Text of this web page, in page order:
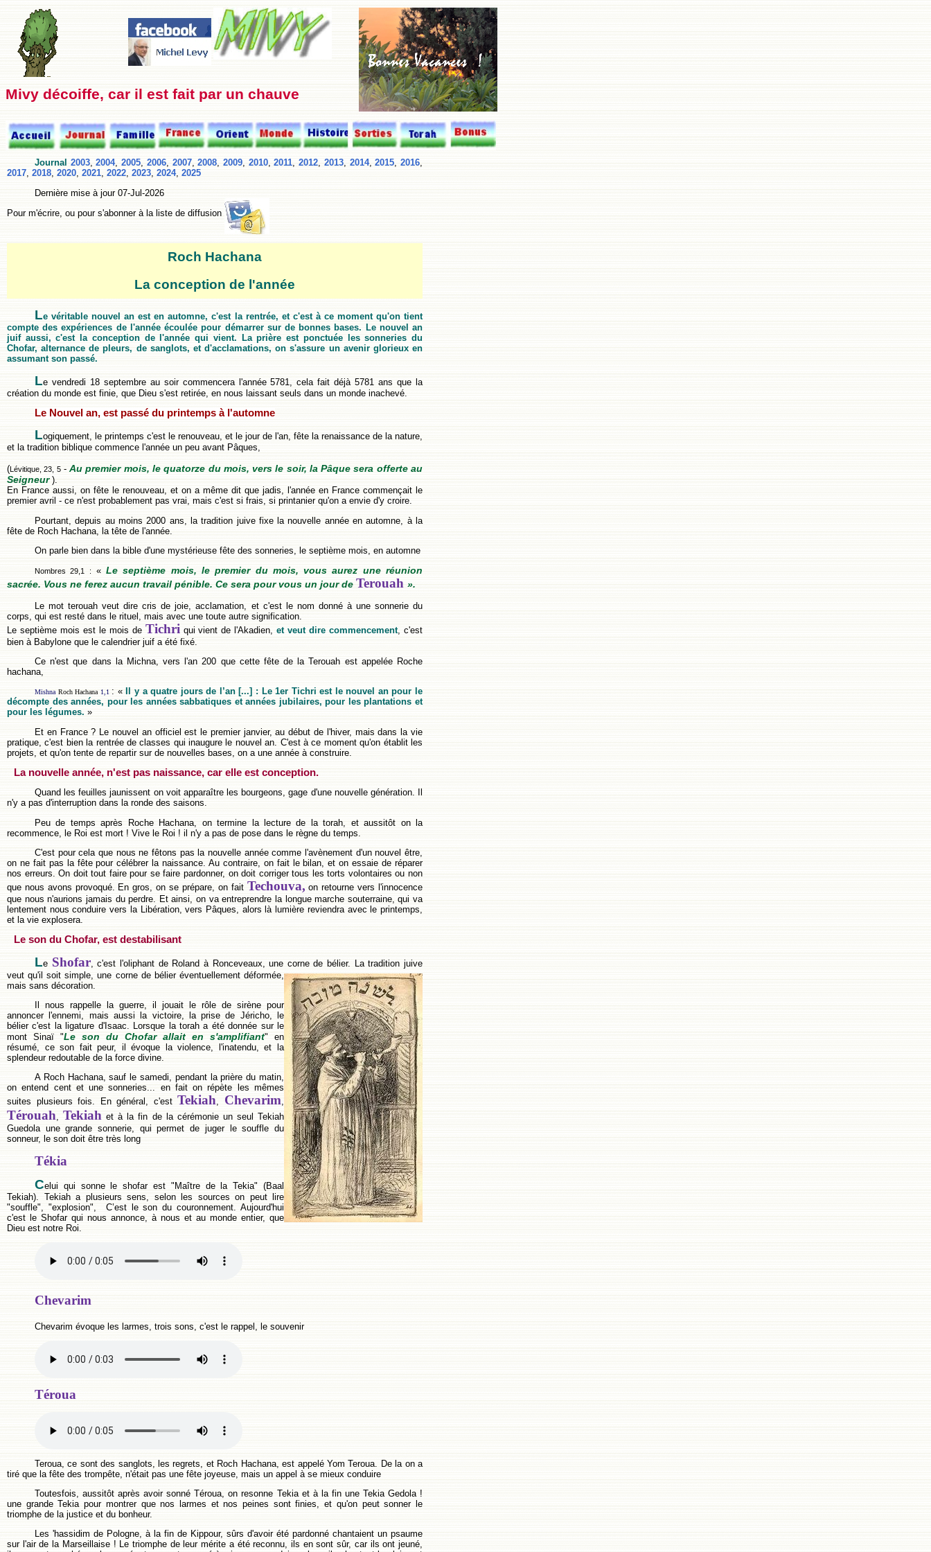
Mivy décoiffe, car il est fait par un chauve
Journal 2003,2004,2005, 2006, 2007,2008,2009, 2010,2011,2012, 2013, 2014,2015,2016,
2017, 2018, 2020, 2021, 2022, 2023, 2024, 2025
Dernière mise à jour 07-Jul-2026
Pour m'écrire, ou pour s'abonner à la liste de diffusion
Roch Hachana
La conception de l'année
Le véritable nouvel an est en automne, c'est la rentrée, et c'est à ce moment qu'on tient
compte des expériences de l'année écoulée pour démarrer sur de bonnes bases. Le nouvel an
juif aussi, c'est la conception de l'année qui vient. La prière est ponctuée les sonneries du
Chofar, alternance de pleurs, de sanglots, et d'acclamations, on s'assure un avenir glorieux en
assumant son passé.
Le vendredi 18 septembre au soir commencera l'année 5781, cela fait déjà 5781 ans que la
création du monde est finie, que Dieu s'est retirée, en nous laissant seuls dans un monde inachevé.
Le Nouvel an, est passé du printemps à l'automne
Logiquement, le printemps c'est le renouveau, et le jour de l'an, fête la renaissance de la nature,
et la tradition biblique commence l'année un peu avant Pâques,
( Lévitique, 23, 5-Au premier mois, le quatorze du mois, vers le soir, la Pâque sera offerte au
Seigneur).
En France aussi, on fête le renouveau, et on a même dit que jadis, l'année en France commençait le
premier avril - ce n'est probablement pas vrai, mais c'est si frais, si printanier qu'on a envie d'y croire.
Pourtant, depuis au moins 2000 ans, la tradition juive fixe la nouvelle année en automne, à la
fête de Roch Hachana, la tête de l'année.
On parle bien dans la bible d'une mystérieuse fête des sonneries, le septième mois, en automne
Nombres 29,1 : «Le septième mois, le premier du mois, vous aurez une réunion
sacrée. Vous ne ferez aucun travail pénible. Ce sera pour vous un jour de Terouah ».
Le mot terouah veut dire cris de joie, acclamation, et c'est le nom donné à une sonnerie du
corps, qui est resté dans le rituel, mais avec une toute autre signification.
Le septième mois est le mois de Tichri qui vient de l'Akadien,et veut dire commencement, c'est
bien à Babylone que le calendrier juif a été fixé.
Ce n'est que dans la Michna, vers l'an 200 que cette fête de la Terouah est appelée Roche
hachana,
Mishna Roch Hachana 1,1 : «Il y a quatre jours de l’an [...] : Le 1er Tichri est le nouvel an pour le
décompte des années, pour les années sabbatiques et années jubilaires, pour les plantations et
pour les légumes. »
Et en France ? Le nouvel an officiel est le premier janvier, au début de l'hiver, mais dans la vie
pratique, c'est bien la rentrée de classes qui inaugure le nouvel an. C'est à ce moment qu'on établit les
projets, et qu'on tente de repartir sur de nouvelles bases, on a une année à construire.
La nouvelle année, n'est pas naissance, car elle est conception.
Quand les feuilles jaunissent on voit apparaître les bourgeons, gage d'une nouvelle génération. Il
n'y a pas d'interruption dans la ronde des saisons.
Peu de temps après Roche Hachana, on termine la lecture de la torah, et aussitôt on la
recommence, le Roi est mort ! Vive le Roi ! il n'y a pas de pose dans le règne du temps.
C'est pour cela que nous ne fêtons pas la nouvelle année comme l'avènement d'un nouvel être,
on ne fait pas la fête pour célébrer la naissance. Au contraire, on fait le bilan, et on essaie de réparer
nos erreurs. On doit tout faire pour se faire pardonner, on doit corriger tous les torts volontaires ou non
que nous avons provoqué. En gros, on se prépare, on fait Techouva, on retourne vers l'innocence
que nous n'aurions jamais du perdre. Et ainsi, on va entreprendre la longue marche souterraine, qui va
lentement nous conduire vers la Libération, vers Pâques, alors là lumière reviendra avec le printemps,
et la vie explosera.
Le son du Chofar, est destabilisant
Le Shofar, c'est l'oliphant de Roland à Ronceveaux, une corne de bélier. La tradition juive
veut qu'il soit simple, une corne de bélier éventuellement déformée,
mais sans décoration.
Il nous rappelle la guerre, il jouait le rôle de sirène pour
annoncer l'ennemi, mais aussi la victoire, la prise de Jéricho, le
bélier c'est la ligature d'Isaac. Lorsque la torah a été donnée sur le
mont Sinaï "Le son du Chofar allait en s'amplifiant" en
résumé, ce son fait peur, il évoque la violence, l'inatendu, et la
splendeur redoutable de la force divine.
A Roch Hachana, sauf le samedi, pendant la prière du matin,
on entend cent et une sonneries... en fait on répète les mêmes
suites plusieurs fois. En général, c'estTekiah, Chevarim,
Térouah,Tekiah et à la fin de la cérémonie un seul Tekiah
Guedola une grande sonnerie, qui permet de juger le souffle du
sonneur, le son doit être très long
Tékia
Celui qui sonne le shofar est "Maître de la Tekia" (Baal
Tekiah). Tekiah a plusieurs sens, selon les sources on peut lire
"souffle", "explosion", C’est le son du couronnement. Aujourd'hui
c'est le Shofar qui nous annonce, à nous et au monde entier, que
Dieu est notre Roi.
Chevarim
Chevarim évoque les larmes, trois sons, c'est le rappel, le souvenir
Téroua
Teroua, ce sont des sanglots, les regrets, et Roch Hachana, est appelé Yom Teroua. De la on a
tiré que la fête des trompête, n'était pas une fête joyeuse, mais un appel à se mieux conduire
Toutesfois, aussitôt après avoir sonné Téroua, on resonne Tekia et à la fin une Tekia Gedola !
une grande Tekia pour montrer que nos larmes et nos peines sont finies, et qu'on peut sonner le
triomphe de la justice et du bonheur.
Les 'hassidim de Pologne, à la fin de Kippour, sûrs d'avoir été pardonné chantaient un psaume
sur l'air de la Marseillaise ! Le triomphe de leur mérite a été reconnu, ils en sont sûr, car ils ont jeuné,